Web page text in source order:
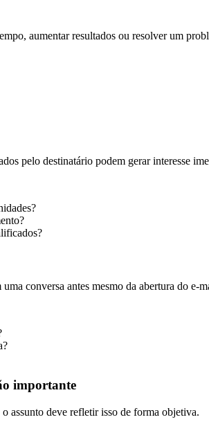
aumentar resultados ou resolver um
pelo destinatário podem gerar interesse
conversa antes mesmo da abertura do e-
importante
assunto deve refletir isso de forma objetiva.